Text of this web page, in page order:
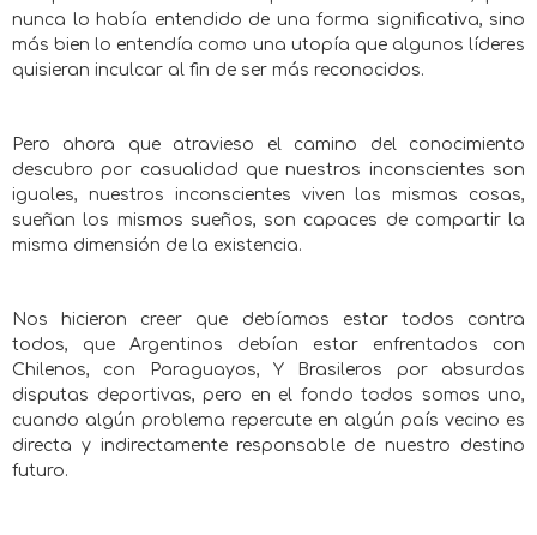
nunca lo había entendido de una forma significativa, sino
más bien lo entendía como una utopía que algunos líderes
quisieran inculcar al fin de ser más reconocidos.
Pero ahora que atravieso el camino del conocimiento
descubro por casualidad que nuestros inconscientes son
iguales, nuestros inconscientes viven las mismas cosas,
sueñan los mismos sueños, son capaces de compartir la
misma dimensión de la existencia.
Nos hicieron creer que debíamos estar todos contra
todos, que Argentinos debían estar enfrentados con
Chilenos, con Paraguayos, Y Brasileros por absurdas
disputas deportivas, pero en el fondo todos somos uno,
cuando algún problema repercute en algún país vecino es
directa y indirectamente responsable de nuestro destino
futuro.